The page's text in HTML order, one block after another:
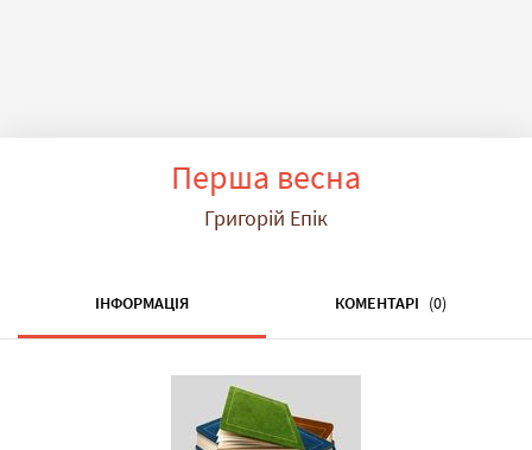
Перша весна
Григорій Епік
ІНФОРМАЦІЯ КОМЕНТАРІ (0)